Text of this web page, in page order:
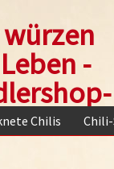
-
Chilis Chili-